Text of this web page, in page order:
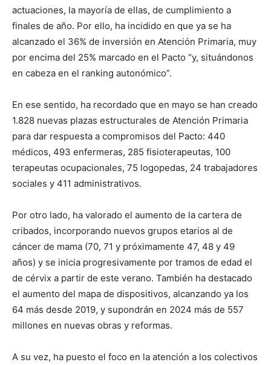
actuaciones, la mayoría de ellas, de cumplimiento a
finales de año. Por ello, ha incidido en que ya se ha
alcanzado el 36% de inversión en Atención Primaria, muy
por encima del 25% marcado en el Pacto “y, situándonos
en cabeza en el ranking autonómico”.
En ese sentido, ha recordado que en mayo se han creado
1.828 nuevas plazas estructurales de Atención Primaria
para dar respuesta a compromisos del Pacto: 440
médicos, 493 enfermeras, 285 fisioterapeutas, 100
terapeutas ocupacionales, 75 logopedas, 24 trabajadores
sociales y 411 administrativos.
Por otro lado, ha valorado el aumento de la cartera de
cribados, incorporando nuevos grupos etarios al de
cáncer de mama (70, 71 y próximamente 47, 48 y 49
años) y se inicia progresivamente por tramos de edad el
de cérvix a partir de este verano. También ha destacado
el aumento del mapa de dispositivos, alcanzando ya los
64 más desde 2019, y supondrán en 2024 más de 557
millones en nuevas obras y reformas.
A su vez, ha puesto el foco en la atención a los colectivos